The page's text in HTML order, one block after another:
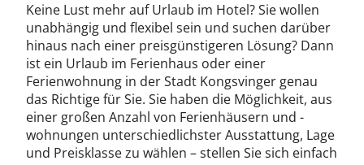
Keine Lust mehr auf Urlaub im Hotel? Sie wollen
unabhängig und flexibel sein und suchen darüber
hinaus nach einer preisgünstigeren Lösung? Dann
ist ein Urlaub im Ferienhaus oder einer
Ferienwohnung in der Stadt Kongsvinger genau
das Richtige für Sie. Sie haben die Möglichkeit, aus
einer großen Anzahl von Ferienhäusern und -
wohnungen unterschiedlichster Ausstattung, Lage
und Preisklasse zu wählen – stellen Sie sich einfach